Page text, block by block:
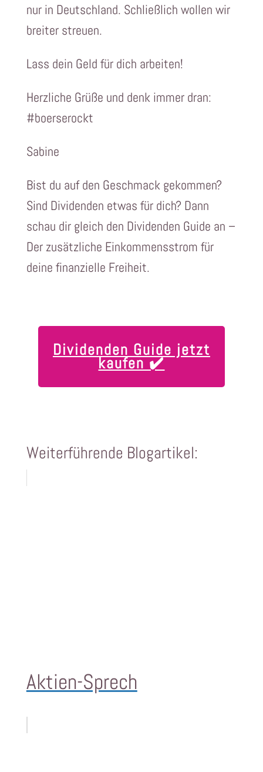
nur in Deutschland. Schließlich wollen wir
breiter streuen.
Lass dein Geld für dich arbeiten!
Herzliche Grüße und denk immer dran:
#boerserockt
Sabine
Bist du auf den Geschmack gekommen?
Sind Dividenden etwas für dich? Dann
schau dir gleich den Dividenden Guide an –
Der zusätzliche Einkommensstrom für
deine finanzielle Freiheit.
Dividenden Guide jetzt
kaufen ✔️
Weiterführende Blogartikel:
Aktien-Sprech